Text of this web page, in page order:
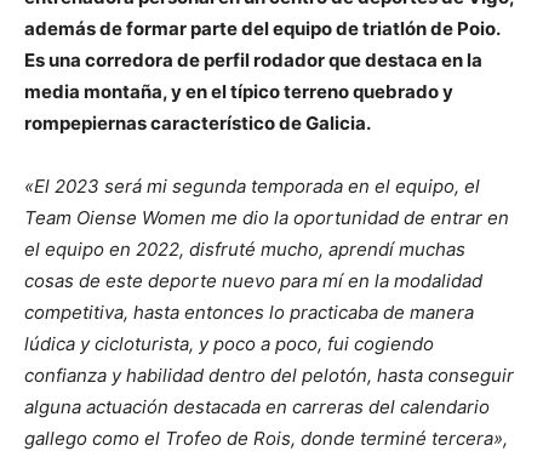
además de formar parte del equipo de triatlón de Poio.
Es una corredora de perfil rodador que destaca en la
media montaña, y en el típico terreno quebrado y
rompepiernas característico de Galicia.
«El 2023 será mi segunda temporada en el equipo, el
Team Oiense Women me dio la oportunidad de entrar en
el equipo en 2022, disfruté mucho, aprendí muchas
cosas de este deporte nuevo para mí en la modalidad
competitiva, hasta entonces lo practicaba de manera
lúdica y cicloturista, y poco a poco, fui cogiendo
confianza y habilidad dentro del pelotón, hasta conseguir
alguna actuación destacada en carreras del calendario
gallego como el Trofeo de Rois, donde terminé tercera»,